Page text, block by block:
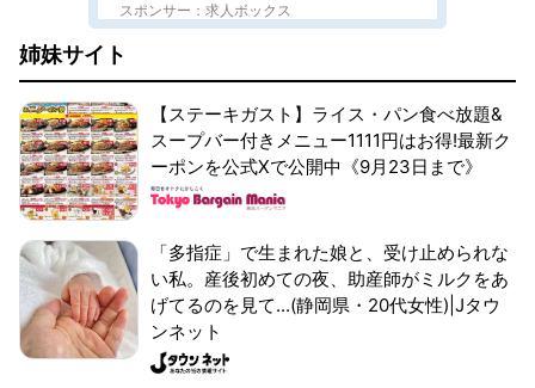
スポンサー：求人ボックス
姉妹サイト
【ステーキガスト】ライス・パン食べ放題&
スープバー付きメニュー1111円はお得!最新ク
ーポンを公式Xで公開中《9月23日まで》
「多指症」で生まれた娘と、受け止められな
い私。産後初めての夜、助産師がミルクをあ
げてるのを見て...(静岡県・20代女性)|Jタウ
ンネット